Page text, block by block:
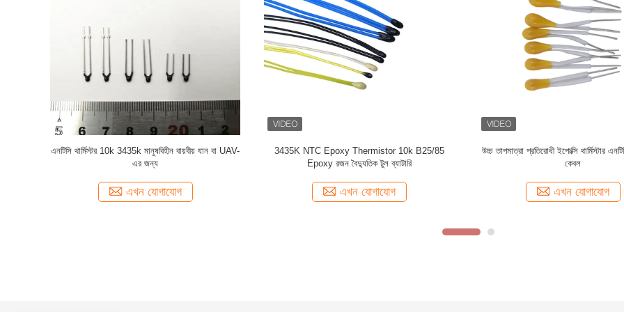
ফায়ার অ্যালার্মের জন্য 100k B25/85 4132K R25 NTC
চিপ ইপক্সি থার্মিস্টর
এখন যোগাযোগ
স্বয়ংচালিত এবং পাওয়ার টুলের জন্য কাস্টমাইজড ফেপ কেবল
এনটিসি থার্মিস্টর
এখন যোগাযোগ
10Kohm উচ্চ নির্ভুলতা NTC Epoxy
3892k
এখন যোগাযোগ